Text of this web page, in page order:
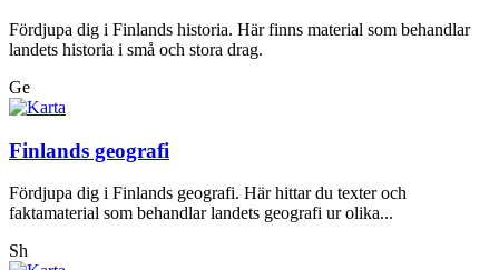
Fördjupa dig i Finlands historia. Här finns material som behandlar
landets historia i små och stora drag.
Ge
Finlands geografi
Fördjupa dig i Finlands geografi. Här hittar du texter och
faktamaterial som behandlar landets geografi ur olika...
Sh